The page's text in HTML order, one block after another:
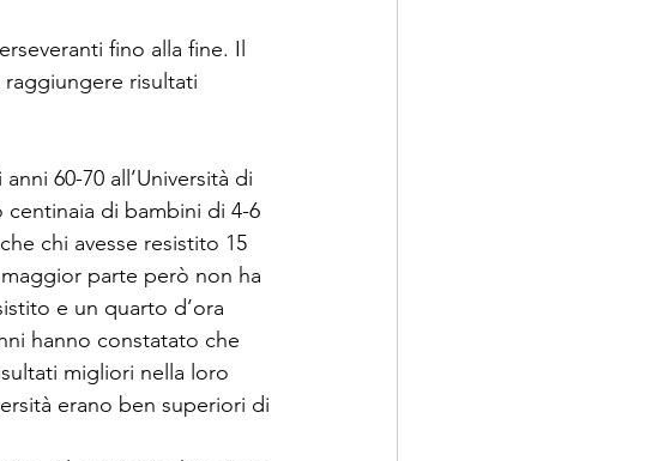
fino alla fine. Il
risultati
60-70 all’Università di
di bambini di 4-6
chi avesse resistito 15
parte però non ha
e un quarto d’ora
hanno constatato che
migliori nella loro
erano ben superiori di